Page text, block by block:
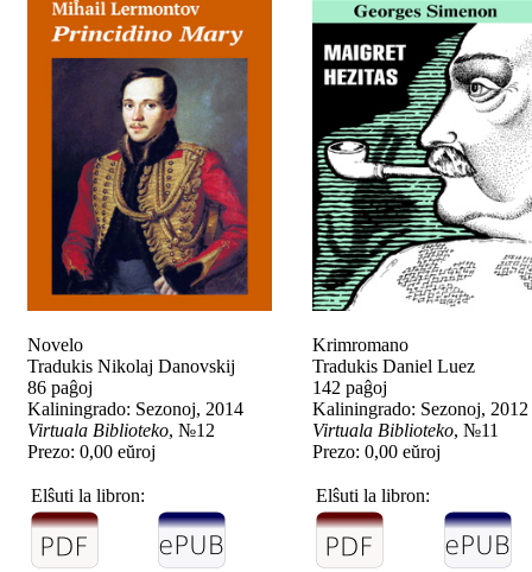
Novelo
Tradukis Nikolaj Danovskij
86 paĝoj
Kaliningrado: Sezonoj, 2014
Virtuala Biblioteko, №12
Prezo: 0,00 eŭroj
Elŝuti la libron:
Krimromano
Tradukis Daniel Luez
142 paĝoj
Kaliningrado: Sezonoj, 2012
Virtuala Biblioteko, №11
Prezo: 0,00 eŭroj
Elŝuti la libron: